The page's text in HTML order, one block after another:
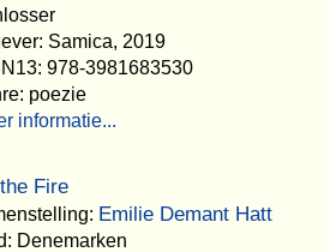
Samica, 2019
978-3981683530
poezie
informatie...
Fire
Emilie Demant Hatt
Denemarken